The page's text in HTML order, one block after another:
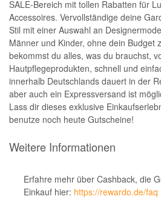
SALE-Bereich mit tollen Rabatten für
Accessoires. Vervollständige deine
Stil mit einer Auswahl an
Männer und Kinder, ohne dein Budget
bekommst du alles, was du brauchst,
Hautpflegeprodukten, schnell und
innerhalb Deutschlands dauert in der
aber auch ein Expressversand ist
Lass dir dieses exklusive
benutze noch heute Gutscheine!
Weitere Informationen
Erfahre mehr über Cashback, die
Einkauf hier: https://rewardo.de/faq